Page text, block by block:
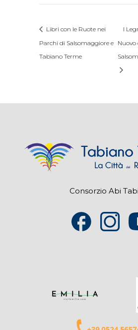
Libri con le Ruote nei
Parchi di Salsomaggiore e
Tabiano Terme
I
Nuovo
Consorzio Abi